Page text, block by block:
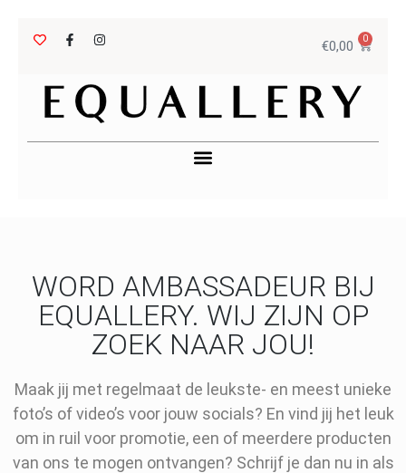
€0,00 0
WORD AMBASSADEUR BIJ
EQUALLERY. WIJ ZIJN OP
ZOEK NAAR JOU!
Maak jij met regelmaat de leukste- en meest unieke
foto’s of video’s voor jouw socials? En vind jij het leuk
om in ruil voor promotie, een of meerdere producten
van ons te mogen ontvangen? Schrijf je dan nu in als